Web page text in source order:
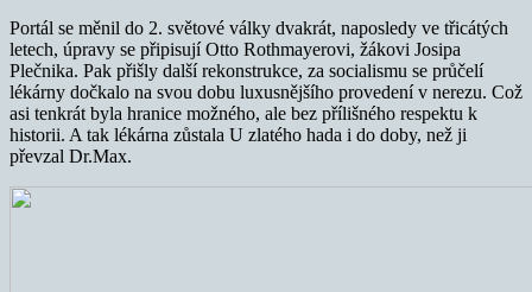
Portál se měnil do 2. světové války dvakrát, naposledy ve třicátých
letech, úpravy se připisují Otto Rothmayerovi, žákovi Josipa
Plečnika. Pak přišly další rekonstrukce, za socialismu se průčelí
lékárny dočkalo na svou dobu luxusnějšího provedení v nerezu. Což
asi tenkrát byla hranice možného, ale bez přílišného respektu k
historii. A tak lékárna zůstala U zlatého hada i do doby, než ji
převzal Dr.Max.